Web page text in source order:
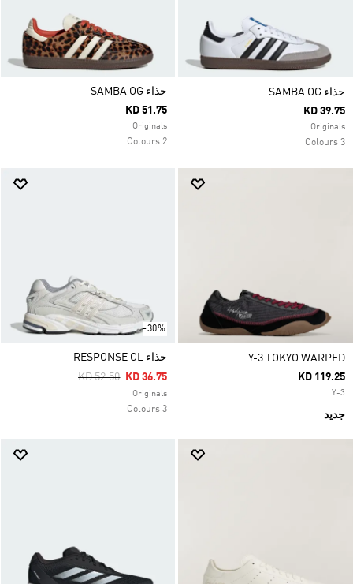
حذاء SAMBA OG
KD 39.75
Originals
3 Colours
حذاء SAMBA OG
KD 51.75
Originals
2 Colours
Y-3 TOKYO WARPED
KD 119.25
Y-3
جديد
-30%
حذاء RESPONSE CL
Price Reduced From
KD 52.50ToKD 36.75
Originals
3 Colours